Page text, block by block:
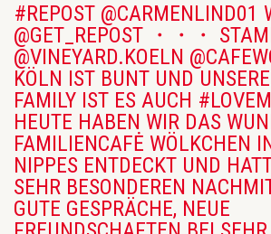
#REPOST @CARMENLIND01
@GET_REPOST ・・・
@VINEYARD.KOELN
KÖLN IST BUNT UND
FAMILY IST ES AUCH
HEUTE HABEN WIR DAS
FAMILIENCAFĖ WÖLKCHEN
NIPPES ENTDECKT UND
SEHR BESONDEREN
GUTE GESPRÄCHE, NEUE